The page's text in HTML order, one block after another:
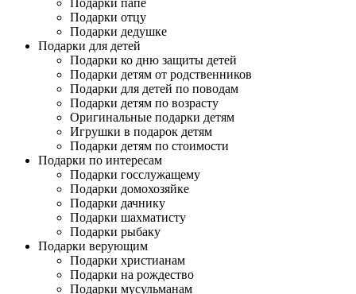
Подарки папе
Подарки отцу
Подарки дедушке
Подарки для детей
Подарки ко дню защиты детей
Подарки детям от родственников
Подарки для детей по поводам
Подарки детям по возрасту
Оригинальные подарки детям
Игрушки в подарок детям
Подарки детям по стоимости
Подарки по интересам
Подарки госслужащему
Подарки домохозяйке
Подарки дачнику
Подарки шахматисту
Подарки рыбаку
Подарки верующим
Подарки христианам
Подарки на рождество
Подарки мусульманам